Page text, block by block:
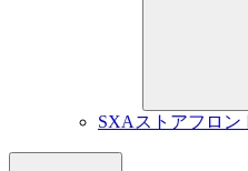
SXAストアフロン